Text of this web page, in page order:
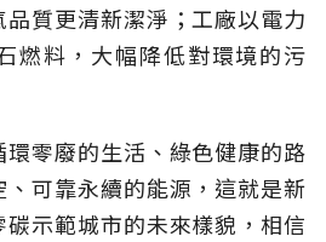
質更清新潔淨；工廠以電力
燃料，大幅降低對環境的污
零廢的生活、綠色健康的路
可靠永續的能源，這就是新
示範城市的未來樣貌，相信